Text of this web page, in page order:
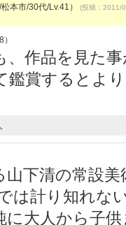
本市/30代/Lv.41） (投稿：2011/
、作品を見た
鑑賞するとよ
山下清の常設
は計り知れな
に大人から子